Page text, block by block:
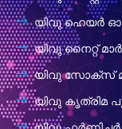
യിവു ഹെയർ
യിവു നൈറ്റ്
യിവു സോക്സ്
യിവു കൃത്രിമ